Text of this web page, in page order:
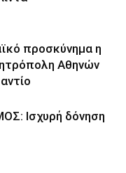
προσκύνημα η
Αθηνών
Ισχυρή δόνηση